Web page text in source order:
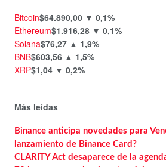
Bitcoin$64.890,00 ▼ 0,1%
Ethereum$1.916,28 ▼ 0,1%
Solana$76,27 ▲ 1,9%
BNB$603,56 ▲ 1,5%
XRP$1,04 ▼ 0,2%
Más leídas
Binance anticipa novedades para
lanzamiento de Binance Card?
CLARITY Act desaparece de la